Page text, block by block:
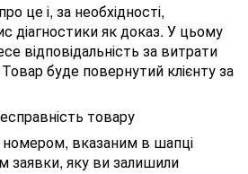
це і, за необхідності,
діагностики як доказ. У цьому
відповідальність за витрати
буде повернутий клієнту за
товару
номером, вказаним в шапці
заявки, яку ви залишили